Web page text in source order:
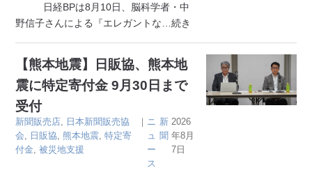
日経BPは8月10日、脳科学者・中
野信子さんによる『エレガントな …続き
【熊本地震】日販協、熊本地
震に特定寄付金 9月30日まで
受付
新聞販売店
日本新聞販売協
会
日販協 熊本地震 ,特定寄
付金 ,被災地支援
｜ ニ
ュ
ー
ス
新
聞
2026
年8月
7日